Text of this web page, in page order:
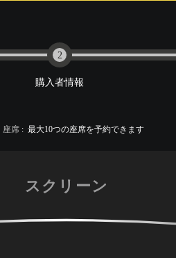
2
購入者情報
座席 : 最大10つの座席を予約できます
スクリーン